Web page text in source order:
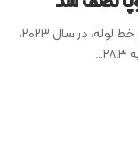
صادرات گاز روسیه به اروپا از طریق خط لوله، در سال ۲۰۲۳،